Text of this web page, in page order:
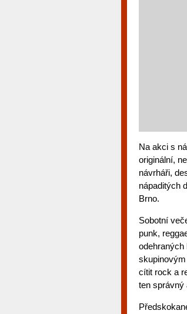
Na akci s
originální,
návrháři,
nápaditých
Brno.
Sobotní
punk,
odehraných
cítit rock a
ten správný